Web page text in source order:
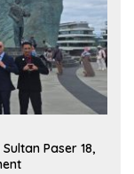
Paser 18,